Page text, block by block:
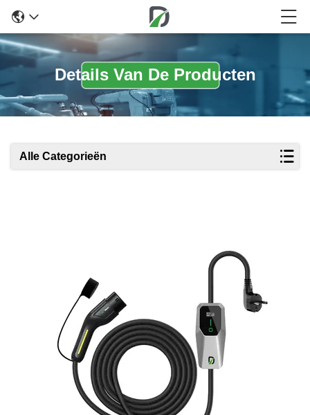
Details Van De Producten
Alle Categorieën